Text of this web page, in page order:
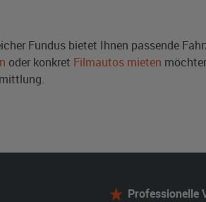
Fundus bietet Ihnen passende
oder konkret Filmautos mieten
Professionelle